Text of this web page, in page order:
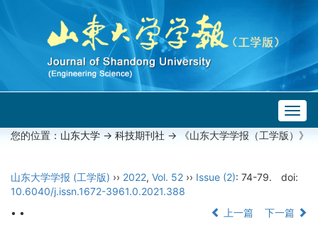
您的位置： 山东大学 -> 科技期刊社 -> 《山东大学学报（工学版）》
山东大学学报 (工学版) ›› 2022, Vol. 52 ›› Issue (2): 74-79.
doi:
10.6040/j.issn.1672-3961.0.2021.388
• •
上一篇 下一篇